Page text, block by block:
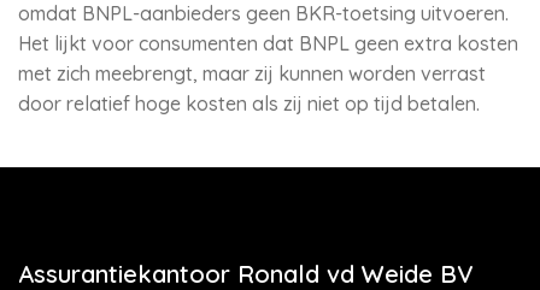
omdat BNPL-aanbieders geen BKR-toetsing uitvoeren.
Het lijkt voor consumenten dat BNPL geen extra kosten
met zich meebrengt, maar zij kunnen worden verrast
door relatief hoge kosten als zij niet op tijd betalen.
Assurantiekantoor Ronald vd Weide BV